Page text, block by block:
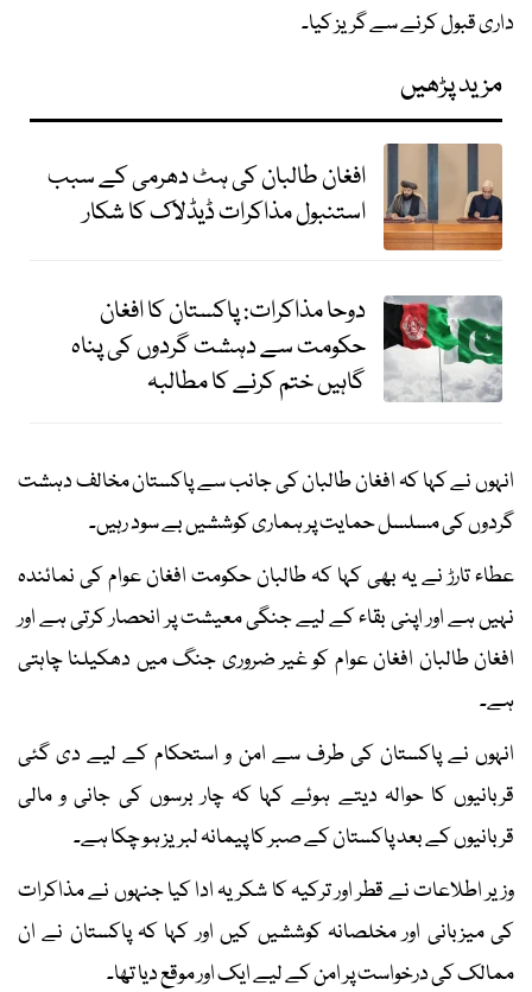
داری قبول کرنے سے گریز کیا۔
مزید پڑھیں
افغان طالبان کی ہٹ دھرمی کے سبب
استنبول مذاکرات ڈیڈلاک کا شکار
دوحا مذاکرات: پاکستان کا افغان
حکومت سے دہشت گردوں کی پناہ
گاہیں ختم کرنے کا مطالبہ
انہوں نے کہا کہ افغان طالبان کی جانب سے پاکستان مخالف دہشت
گردوں کی مسلسل حمایت پر ہماری کوششیں بے سود رہیں۔
عطاء تارڑ نے یہ بھی کہا کہ طالبان حکومت افغان عوام کی نمائندہ
نہیں ہے اور اپنی بقاء کے لیے جنگی معیشت پر انحصار کرتی ہے اور
افغان طالبان افغان عوام کو غیر ضروری جنگ میں دھکیلنا چاہتی
ہے۔
انہوں نے پاکستان کی طرف سے امن و استحکام کے لیے دی گئی
قربانیوں کا حوالہ دیتے ہوئے کہا کہ چار برسوں کی جانی و مالی
قربانیوں کے بعد پاکستان کے صبر کا پیمانہ لبریز ہو چکا ہے۔
وزیر اطلاعات نے قطر اور ترکیہ کا شکریہ ادا کیا جنہوں نے مذاکرات
کی میزبانی اور مخلصانہ کوششیں کیں اور کہا کہ پاکستان نے ان
ممالک کی درخواست پر امن کے لیے ایک اور موقع دیا تھا۔